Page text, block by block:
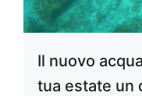
Il nuovo
tua estate un